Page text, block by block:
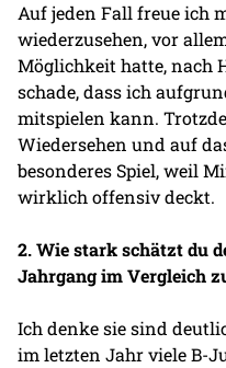
Auf jeden Fall freue ich
wiederzusehen, vor
Möglichkeit hatte, nach
schade, dass ich
mitspielen kann.
Wiedersehen und auf
besonderes Spiel, weil
wirklich offensiv deckt.
2. Wie stark schätzt du
Jahrgang im Vergleich
Ich denke sie sind
im letzten Jahr viele B-